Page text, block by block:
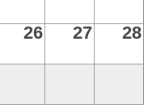
26 27
28